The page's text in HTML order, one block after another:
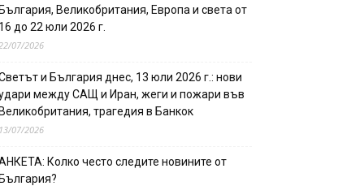
Великобритания, Европа и света от
до 22 юли 2026 г.
07/2026
и България днес, 13 юли 2026 г.: нови
между САЩ и Иран, жеги и пожари във
трагедия в Банкок
07/2026
Колко често следите новините от